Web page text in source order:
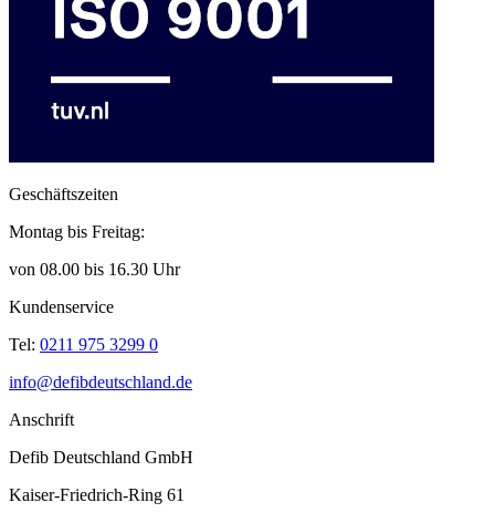
Geschäftszeiten
Montag bis Freitag:
von 08.00 bis 16.30 Uhr
Kundenservice
Tel: 0211 975 3299 0
info@defibdeutschland.de
Anschrift
Defib Deutschland GmbH
Kaiser-Friedrich-Ring 61